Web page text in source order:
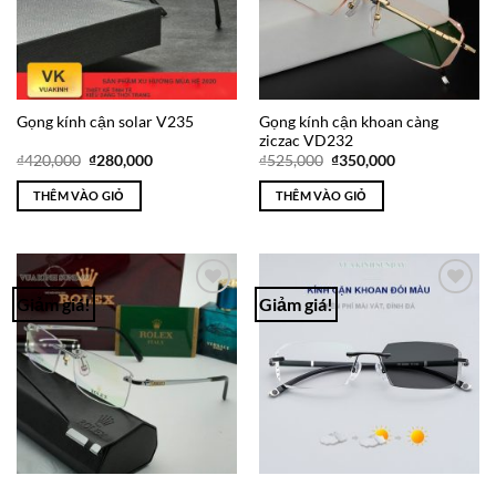
Gọng kính cận solar V235
₫420,000 Giá
là:
₫420,000.
₫280,000Giá
THÊM VÀO GIỎ
Gọng kính cận khoan càng
ziczac VD232
₫525,000 Giá
là:
₫525,000.
₫350,000Giá
THÊM VÀO GIỎ
Giảm giá!
Add to
Wishlist
Giảm giá!